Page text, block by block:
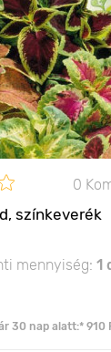
0
színkeverék
mennyiség: 1
30 nap alatt:* 910